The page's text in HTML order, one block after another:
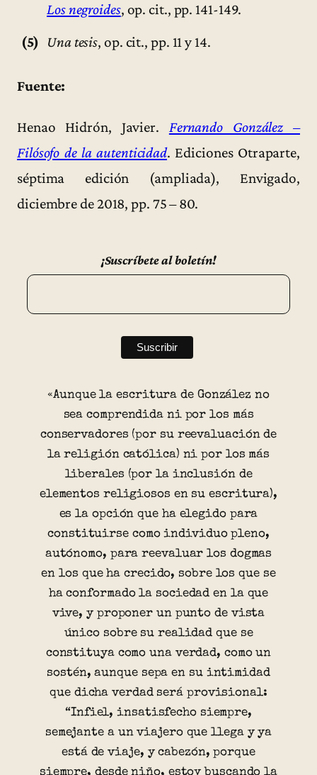
Los negroides, op. cit., pp. 141-149.
(5) Una tesis, op. cit., pp. 11 y 14.
Fuente:
Henao Hidrón, Javier. Fernando González –
Filósofo de la autenticidad. Ediciones Otraparte,
séptima edición (ampliada), Envigado,
diciembre de 2018, pp. 75 – 80.
¡Suscríbete al boletín!
«Aunque la escritura de González no
sea comprendida ni por los más
conservadores (por su reevaluación de
la religión católica) ni por los más
liberales (por la inclusión de
elementos religiosos en su escritura),
es la opción que ha elegido para
constituirse como individuo pleno,
autónomo, para reevaluar los dogmas
en los que ha crecido, sobre los que se
ha conformado la sociedad en la que
vive, y proponer un punto de vista
único sobre su realidad que se
constituya como una verdad, como un
sostén, aunque sepa en su intimidad
que dicha verdad será provisional:
“Infiel, insatisfecho siempre,
semejante a un viajero que llega y ya
está de viaje, y cabezón, porque
siempre, desde niño, estoy buscando la